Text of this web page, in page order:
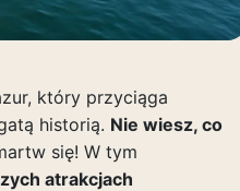
który przyciąga
historią. Nie wiesz, co
się! W tym
atrakcjach